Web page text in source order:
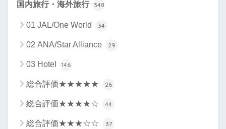
国内旅行・海外旅行 348
01 JAL/One World 34
02 ANA/Star Alliance 29
03 Hotel 146
総合評価★★★★★ 26
総合評価★★★★☆ 44
総合評価★★★☆☆ 37